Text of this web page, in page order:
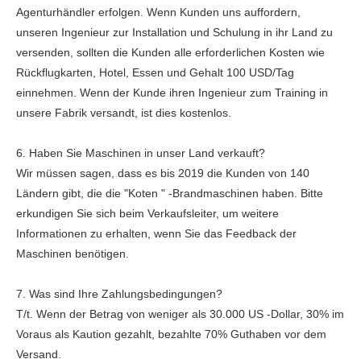
Agenturhändler erfolgen. Wenn Kunden uns auffordern,
unseren Ingenieur zur Installation und Schulung in ihr Land zu
versenden, sollten die Kunden alle erforderlichen Kosten wie
Rückflugkarten, Hotel, Essen und Gehalt 100 USD/Tag
einnehmen. Wenn der Kunde ihren Ingenieur zum Training in
unsere Fabrik versandt, ist dies kostenlos.
6. Haben Sie Maschinen in unser Land verkauft?
Wir müssen sagen, dass es bis 2019 die Kunden von 140
Ländern gibt, die die "Koten " -Brandmaschinen haben. Bitte
erkundigen Sie sich beim Verkaufsleiter, um weitere
Informationen zu erhalten, wenn Sie das Feedback der
Maschinen benötigen.
7. Was sind Ihre Zahlungsbedingungen?
T/t. Wenn der Betrag von weniger als 30.000 US -Dollar, 30% im
Voraus als Kaution gezahlt, bezahlte 70% Guthaben vor dem
Versand.